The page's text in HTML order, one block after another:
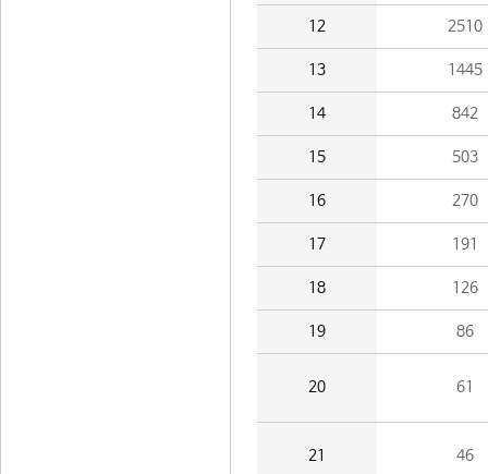
12 2510
13 1445
14 842
15 503
16 270
17 191
18 126
19 86
20 61
21 46